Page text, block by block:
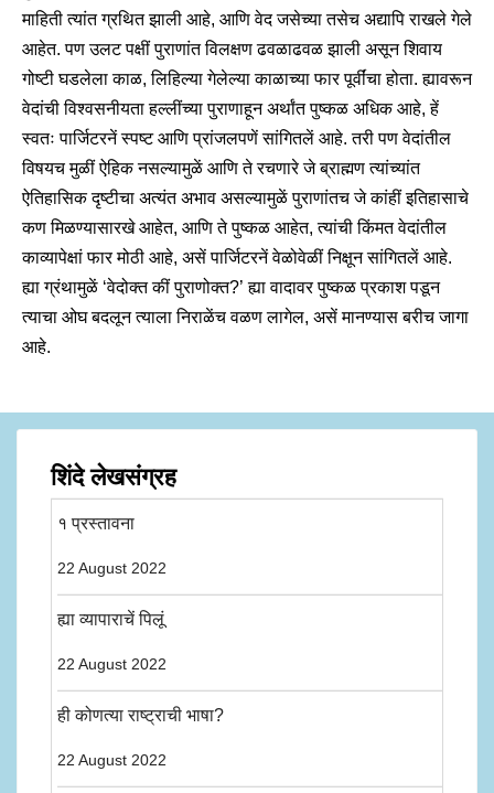
माहिती त्यांत ग्रथित झाली आहे, आणि वेद जसेच्या तसेच अद्यापि राखले गेले
आहेत. पण उलट पक्षीं पुराणांत विलक्षण ढवळाढवळ झाली असून शिवाय
गोष्टी घडलेला काळ, लिहिल्या गेलेल्या काळाच्या फार पूर्वींचा होता. ह्यावरून
वेदांची विश्वसनीयता हल्लींच्या पुराणाहून अर्थांत पुष्कळ अधिक आहे, हें
स्वतः पार्जिटरनें स्पष्ट आणि प्रांजलपणें सांगितलें आहे. तरी पण वेदांतील
विषयच मुळीं ऐहिक नसल्यामुळें आणि ते रचणारे जे ब्राह्मण त्यांच्यांत
ऐतिहासिक दृष्टीचा अत्यंत अभाव असल्यामुळें पुराणांतच जे कांहीं इतिहासाचे
कण मिळण्यासारखे आहेत, आणि ते पुष्कळ आहेत, त्यांची किंमत वेदांतील
काव्यापेक्षां फार मोठी आहे, असें पार्जिटरनें वेळोवेळीं निक्षून सांगितलें आहे.
ह्या ग्रंथामुळें ‘वेदोक्त कीं पुराणोक्त?’ ह्या वादावर पुष्कळ प्रकाश पडून
त्याचा ओघ बदलून त्याला निराळेंच वळण लागेल, असें मानण्यास बरीच जागा
आहे.
शिंदे लेखसंग्रह
१ प्रस्तावना
22 August 2022
ह्या व्यापाराचें पिलूं
22 August 2022
ही कोणत्या राष्ट्राची भाषा?
22 August 2022